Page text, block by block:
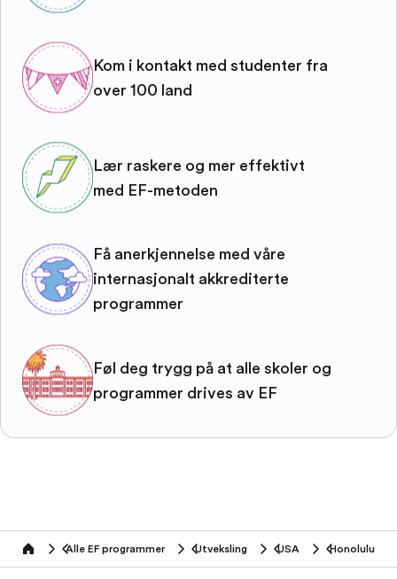
Kom i kontakt med studenter fra
over 100 land
Lær raskere og mer effektivt
med EF-metoden
Få anerkjennelse med våre
internasjonalt akkrediterte
programmer
Føl deg trygg på at alle skoler og
programmer drives av EF
home Alle EF programmer Utveksling USA Honolulu